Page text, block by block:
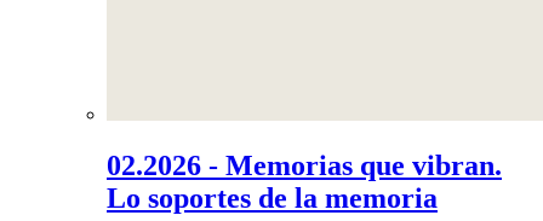
02.2026 - Memorias que vibran.
Lo soportes de la memoria